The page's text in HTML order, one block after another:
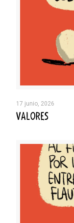
17 junio, 2026
VALORES